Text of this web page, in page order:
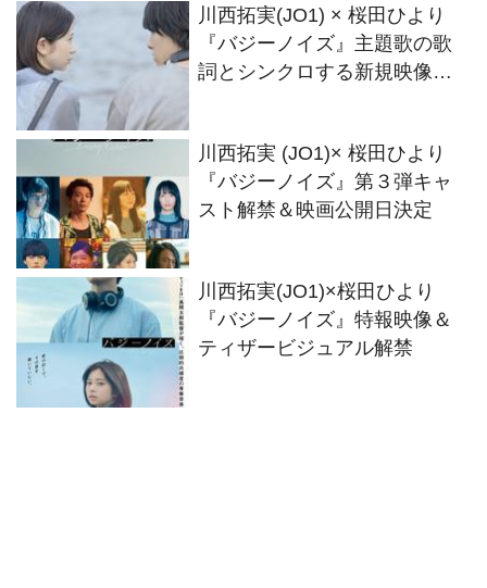
川西拓実(JO1) × 桜田ひより
『バジーノイズ』主題歌の歌
詞とシンクロする新規映像解
川西拓実 (JO1)× 桜田ひより
『バジーノイズ』第３弾キャ
スト解禁＆映画公開日決定
川西拓実(JO1)×桜田ひより
『バジーノイズ』特報映像＆
ティザービジュアル解禁